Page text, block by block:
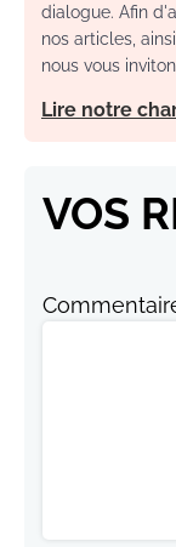
dialogue. Afin
nos articles,
nous vous
Lire notre
VOS